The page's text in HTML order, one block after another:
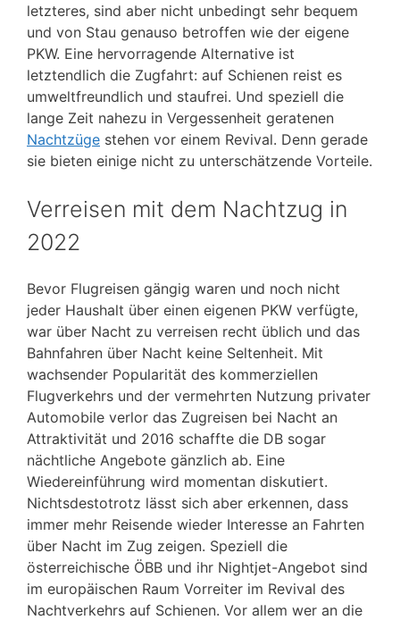
letzteres, sind aber nicht unbedingt sehr bequem
und von Stau genauso betroffen wie der eigene
PKW. Eine hervorragende Alternative ist
letztendlich die Zugfahrt: auf Schienen reist es
umweltfreundlich und staufrei. Und speziell die
lange Zeit nahezu in Vergessenheit geratenen
Nachtzüge stehen vor einem Revival. Denn gerade
sie bieten einige nicht zu unterschätzende Vorteile.
Verreisen mit dem Nachtzug in
2022
Bevor Flugreisen gängig waren und noch nicht
jeder Haushalt über einen eigenen PKW verfügte,
war über Nacht zu verreisen recht üblich und das
Bahnfahren über Nacht keine Seltenheit. Mit
wachsender Popularität des kommerziellen
Flugverkehrs und der vermehrten Nutzung privater
Automobile verlor das Zugreisen bei Nacht an
Attraktivität und 2016 schaffte die DB sogar
nächtliche Angebote gänzlich ab. Eine
Wiedereinführung wird momentan diskutiert.
Nichtsdestotrotz lässt sich aber erkennen, dass
immer mehr Reisende wieder Interesse an Fahrten
über Nacht im Zug zeigen. Speziell die
österreichische ÖBB und ihr Nightjet-Angebot sind
im europäischen Raum Vorreiter im Revival des
Nachtverkehrs auf Schienen. Vor allem wer an die